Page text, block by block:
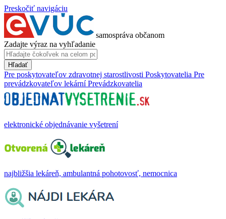
Preskočiť navigáciu
samospráva občanom
Zadajte výraz na vyhľadanie
Hľadať
Pre poskytovateľov zdravotnej starostlivosti Poskytovatelia Pre
prevádzkovateľov lekární Prevádzkovatelia
elektronické objednávanie vyšetrení
najbližšia lekáreň, ambulantná pohotovosť, nemocnica